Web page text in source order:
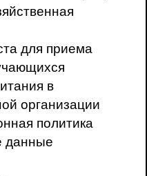
для приема
в
организации
политика
данные